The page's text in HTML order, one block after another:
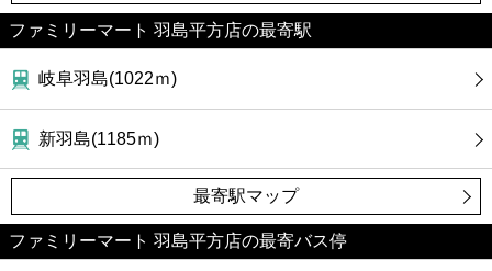
公共
ファミリーマート 羽島平方店の最寄駅
岐阜羽島(1022ｍ)
新羽島(1185ｍ)
最寄駅マップ
ファミリーマート 羽島平方店の最寄バス停